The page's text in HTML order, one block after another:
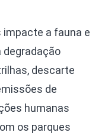
impacte a fauna e
degradação
descarte
de
humanas
os parques